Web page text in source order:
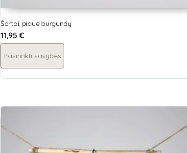
Šortai, pique burgundy
11,95 €
Pasirinkti savybes